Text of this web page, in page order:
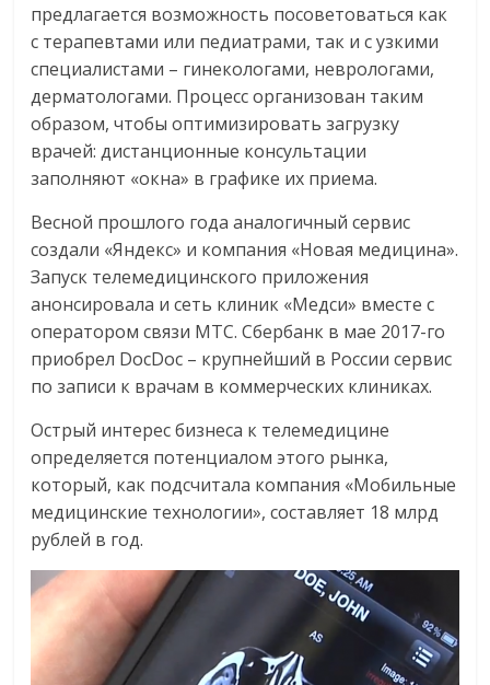
предлагается возможность посоветоваться как
с терапевтами или педиатрами, так и с узкими
специалистами – гинекологами, неврологами,
дерматологами. Процесс организован таким
образом, чтобы оптимизировать загрузку
врачей: дистанционные консультации
заполняют «окна» в графике их приема.
Весной прошлого года аналогичный сервис
создали «Яндекс» и компания «Новая медицина».
Запуск телемедицинского приложения
анонсировала и сеть клиник «Медси» вместе с
оператором связи МТС. Сбербанк в мае 2017-го
приобрел DocDoc – крупнейший в России сервис
по записи к врачам в коммерческих клиниках.
Острый интерес бизнеса к телемедицине
определяется потенциалом этого рынка,
который, как подсчитала компания «Мобильные
медицинские технологии», составляет 18 млрд
рублей в год.